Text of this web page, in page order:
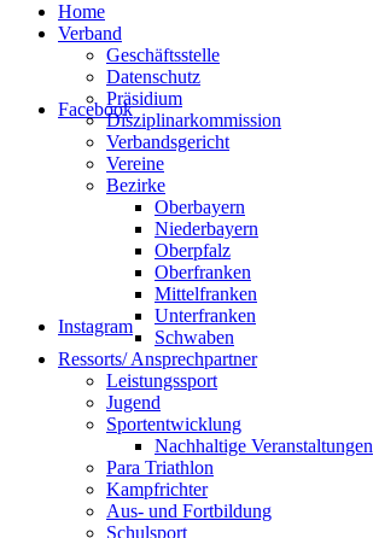
Facebook
Instagram
Home
Verband
Geschäftsstelle
Datenschutz
Präsidium
Disziplinarkommission
Verbandsgericht
Vereine
Bezirke
Oberbayern
Niederbayern
Oberpfalz
Oberfranken
Mittelfranken
Unterfranken
Schwaben
Ressorts/ Ansprechpartner
Leistungssport
Jugend
Sportentwicklung
Nachhaltige Veranstaltungen
Para Triathlon
Kampfrichter
Aus- und Fortbildung
Schulsport